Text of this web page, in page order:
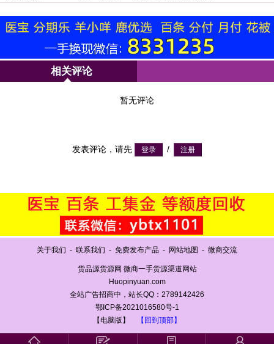
相关评论
暂无评论
发表评论，请先 /
关于我们 - 联系我们 - 免费发布产品 - 网站地图 - 微商交流
货品源货源网 微商一手货源渠道网站
Huopinyuan.com
全站广告招商中，站长QQ：2789142426
鄂ICP备2021016580号-1
【电脑版】
【回到顶部】